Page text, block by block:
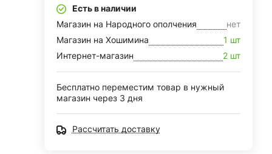
Есть в наличии
Магазин на Народного ополчения
нет
Магазин на Хошимина
1 шт
Интернет-магазин
2 шт
Бесплатно переместим товар в нужный
магазин через 3 дня
Рассчитать доставку